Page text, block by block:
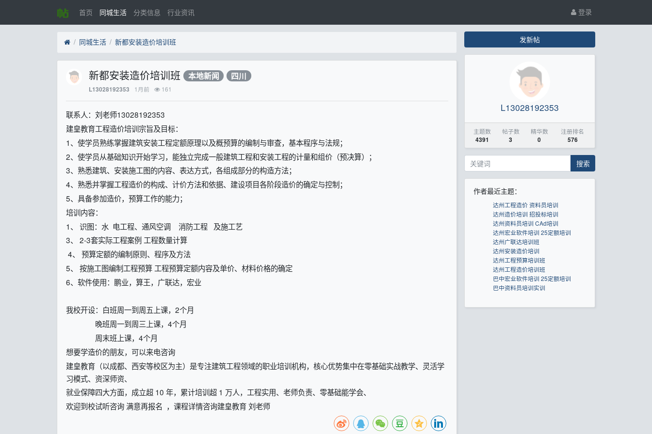
首页 同城生活 分类信息 行业资讯 登录
同城生活 新都安装造价培训班
新都安装造价培训班 本地新闻 四川
L13028192353 1月前 161
联系人：刘老师13028192353
建皇教育工程造价培训宗旨及目标：
1、使学员熟练掌握建筑安装工程定额原理以及概预算的编制与审查，基本程序与法规；
2、使学员从基础知识开始学习，能独立完成一般建筑工程和安装工程的计量和组价（预决算）；
3、熟悉建筑、安装施工图的内容、表达方式，各组成部分的构造方法；
4、熟悉并掌握工程造价的构成、计价方法和依据、建设项目各阶段造价的确定与控制；
5、具备参加造价，预算工作的能力；
培训内容：
1、 识图：水 电工程、通风空调 消防工程 及施工艺
3、 2-3套实际工程案例 工程数量计算
4、 预算定额的编制原则、程序及方法
5、 按施工图编制工程预算 工程预算定额内容及单价、材料价格的确定
6、软件使用：鹏业，算王，广联达，宏业
我校开设：白班周一到周五上课，2个月
晚班周一到周三上课，4个月
周末班上课，4个月
想要学造价的朋友，可以来电咨询
建皇教育（以成都、西安等校区为主）是专注建筑工程领域的职业培训机构，核心优势集中在零基础实战教学、灵活学
习模式、资深师资、
就业保障四大方面，成立超 10 年，累计培训超 1 万人，工程实用、老师负责、零基础能学会、
欢迎到校试听咨询 满意再报名 ，课程详情咨询建皇教育 刘老师
发新帖
L13028192353
主题数
4391
帖子数
3
精华数
0
注册排名
576
搜索
作者最近主题：
达州工程造价 资料员培训
达州造价培训 招投标培训
达州资料员培训 CAd培训
达州宏业软件培训 25定额培训
达州广联达培训班
达州安装造价培训
达州工程预算培训班
达州工程造价培训班
巴中宏业软件培训 25定额培训
巴中资料员培训实训